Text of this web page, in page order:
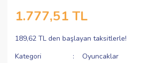
1.777,51 TL
189,62 TL den başlayan taksitlerle!
Kategori
Oyuncaklar